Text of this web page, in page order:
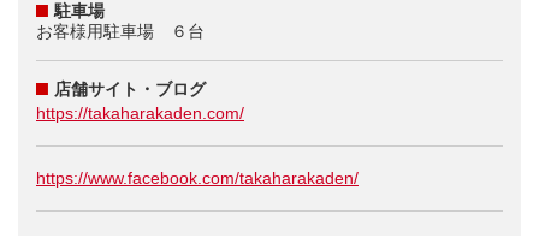
駐車場
お客様用駐車場 ６台
店舗サイト・ブログ
https://takaharakaden.com/
https://www.facebook.com/takaharakaden/